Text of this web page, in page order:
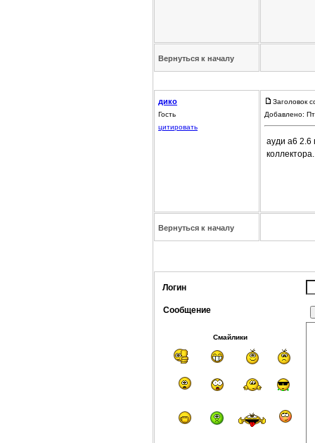
Вернуться к началу
дико
Гость
цитировать
Заголовок
Добавлено:
ауди а6 2.6
Вернуться к началу
Логин
Сообщение
Смайлики